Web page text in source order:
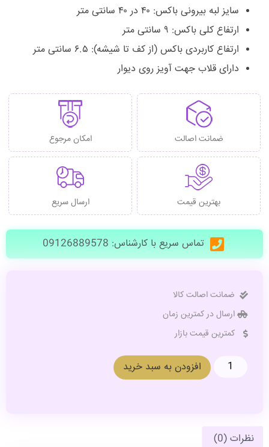
سایز لبه بیرونی باکس: ۴۰ در ۴۰ سانتی متر
ارتفاع کلی باکس: ۹ سانتی متر
ارتفاع کاربردی باکس (از کف تا شیشه): ۶.۵ سانتی متر
دارای قلاب جهت آویز روی دیوار
ضمانت اصالت امکان مرجوع
بهترین قیمت ارسال سریع
تماس سریع با کارشناس: 09126889578
ضمانت اصالت کالا
ارسال در کمترین زمان
کمترین قیمت بازار
افزودن به سبد خرید
نظرات (0)